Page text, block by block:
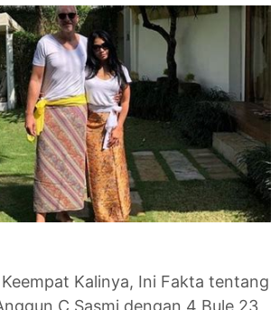
Kalinya, Ini Fakta tentang
C Sasmi dengan 4 Bule 23